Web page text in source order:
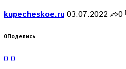
kupecheskoe.ru 03.07.2022 0
0Поделись
0 0